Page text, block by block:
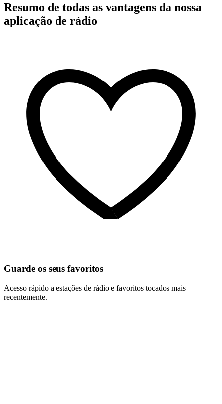
Resumo de todas as vantagens da nossa
aplicação de rádio
Guarde os seus favoritos
Acesso rápido a estações de rádio e favoritos tocados mais
recentemente.